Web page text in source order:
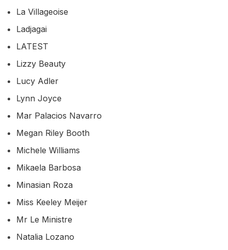
La Villageoise
Ladjagai
LATEST
Lizzy Beauty
Lucy Adler
Lynn Joyce
Mar Palacios Navarro
Megan Riley Booth
Michele Williams
Mikaela Barbosa
Minasian Roza
Miss Keeley Meijer
Mr Le Ministre
Natalia Lozano